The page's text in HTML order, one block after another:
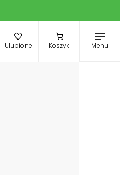
Ulubione Koszyk Menu